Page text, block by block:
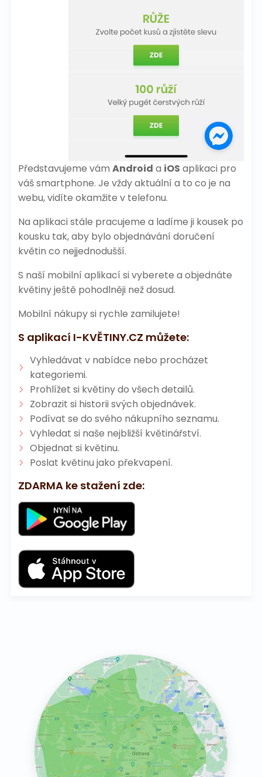
Představujeme vám Android a iOS aplikaci pro
váš smartphone. Je vždy aktuální a to co je na
webu, vidíte okamžite v telefonu.
Na aplikaci stále pracujeme a ladíme ji kousek po
kousku tak, aby bylo objednávání doručení
květin co nejjednodušší.
S naší mobilní aplikací si vyberete a objednáte
květiny ještě pohodlněji než dosud.
Mobilní nákupy si rychle zamilujete!
S aplikací I-KVĚTINY.CZ můžete:
Vyhledávat v nabídce nebo procházet
kategoriemi.
Prohlížet si květiny do všech detailů.
Zobrazit si historii svých objednávek.
Podívat se do svého nákupního seznamu.
Vyhledat si naše nejbližší květinářství.
Objednat si květinu.
Poslat květinu jako překvapení.
ZDARMA ke stažení zde: